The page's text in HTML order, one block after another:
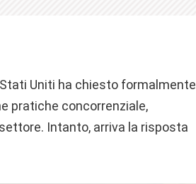
Uniti ha chiesto formalmente
pratiche concorrenziale,
Intanto, arriva la risposta